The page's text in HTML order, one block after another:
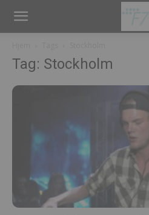
Tag: Stockholm